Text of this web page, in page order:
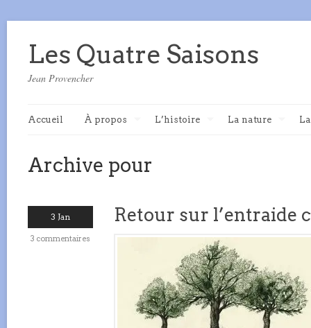
Les Quatre Saisons
Jean Provencher
Accueil À propos L’histoire La nature
Archive pour
3 Jan
3 commentaires
Retour sur l’entraide